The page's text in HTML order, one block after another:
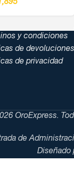
y condiciones
de devoluciones
de privacidad
OroExpress.
de
Diseñado